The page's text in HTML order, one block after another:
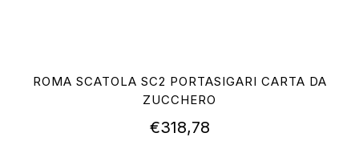
ROMA SCATOLA SC2 PORTASIGARI CARTA DA
ZUCCHERO
€318,78